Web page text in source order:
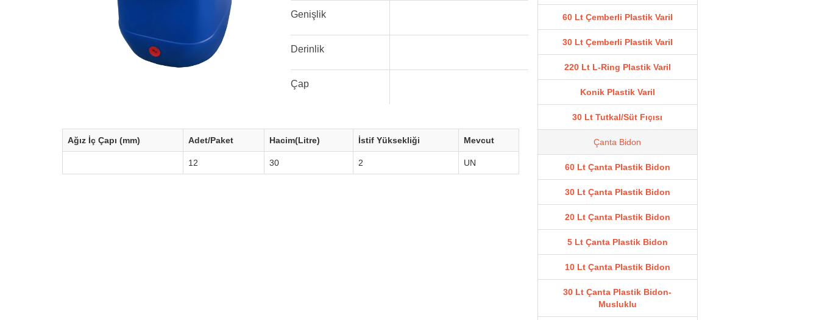
Genişlik
Derinlik
Çap
Ağız İç Çapı (mm) Adet/Paket Hacim(Litre) İstif Yüksekliği Mevcut
12 30 2 UN
60 Lt Çemberli Plastik Varil
30 Lt Çemberli Plastik Varil
220 Lt L-Ring Plastik Varil
Konik Plastik Varil
30 Lt Tutkal/Süt Fıçısı
Çanta Bidon
60 Lt Çanta Plastik Bidon
30 Lt Çanta Plastik Bidon
20 Lt Çanta Plastik Bidon
5 Lt Çanta Plastik Bidon
10 Lt Çanta Plastik Bidon
30 Lt Çanta Plastik Bidon-
Musluklu